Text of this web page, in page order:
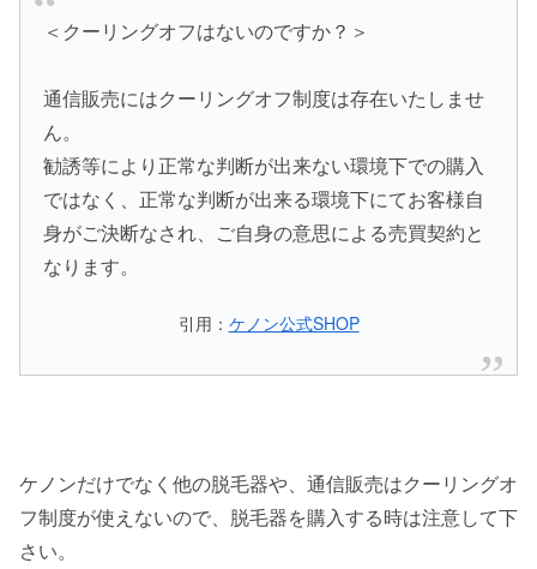
＜クーリングオフはないのですか？＞
通信販売にはクーリングオフ制度は存在いたしませ
ん。
勧誘等により正常な判断が出来ない環境下での購入
ではなく、正常な判断が出来る環境下にてお客様自
身がご決断なされ、ご自身の意思による売買契約と
なります。
引用： ケノン公式SHOP
ケノンだけでなく他の脱毛器や、通信販売はクーリングオ
フ制度が使えないので、脱毛器を購入する時は注意して下
さい。